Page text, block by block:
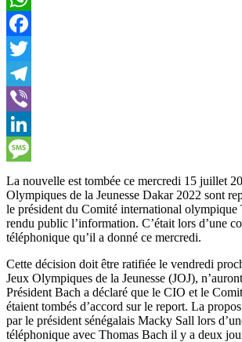
WhatsApp
Facebook
Twitter
Telegram
Viber
LinkedIn
Message
La nouvelle est tombée ce mercredi 15 juillet
Olympiques de la Jeunesse Dakar 2022 sont
le président du Comité international olympique
rendu public l’information. C’était lors d’une
téléphonique qu’il a donné ce mercredi.
Cette décision doit être ratifiée le vendredi
Jeux Olympiques de la Jeunesse (JOJ),
Président Bach a déclaré que le CIO et le
étaient tombés d’accord sur le report. La
par le président sénégalais Macky Sall lors
téléphonique avec Thomas Bach il y a deux